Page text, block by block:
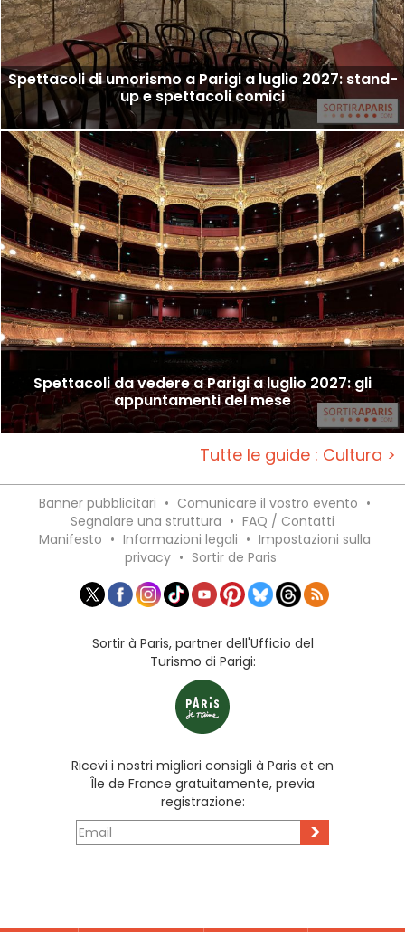
Spettacoli di umorismo a Parigi a luglio 2027: stand-
up e spettacoli comici
Spettacoli da vedere a Parigi a luglio 2027: gli
appuntamenti del mese
Tutte le guide : Cultura >
Banner pubblicitari • Comunicare il vostro evento •
Segnalare una struttura • FAQ / Contatti
Manifesto • Informazioni legali • Impostazioni sulla
privacy • Sortir de Paris
Sortir à Paris, partner dell'Ufficio del
Turismo di Parigi:
Ricevi i nostri migliori consigli à Paris et en
Île de France gratuitamente, previa
registrazione:
>